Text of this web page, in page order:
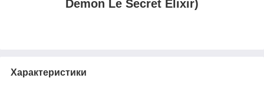
Demon Le Secret Elixir)
Характеристики